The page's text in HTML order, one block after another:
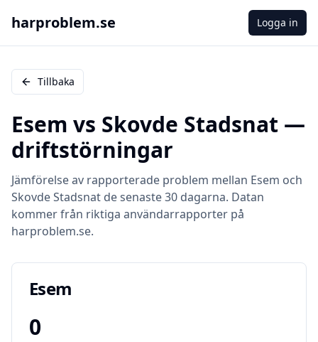
harproblem.se Logga in
Tillbaka
Esem vs Skovde Stadsnat —
driftstörningar
Jämförelse av rapporterade problem mellan Esem och
Skovde Stadsnat de senaste 30 dagarna. Datan
kommer från riktiga användarrapporter på
harproblem.se.
Esem
0